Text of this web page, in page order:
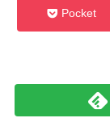
Pocket